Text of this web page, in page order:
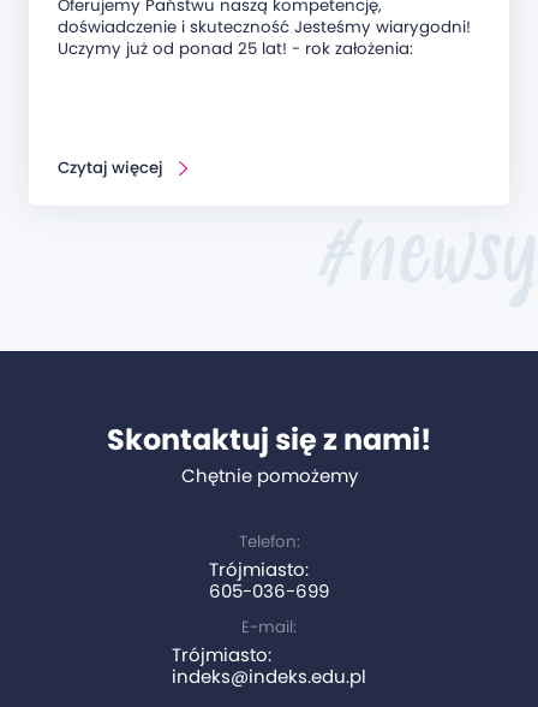
Oferujemy Państwu naszą kompetencję,
doświadczenie i skuteczność Jesteśmy wiarygodni!
Uczymy już od ponad 25 lat! - rok założenia:
Czytaj więcej
#newsy
Skontaktuj się z nami!
Chętnie pomożemy
Telefon:
Trójmiasto:
605-036-699
E-mail:
Trójmiasto:
indeks@indeks.edu.pl